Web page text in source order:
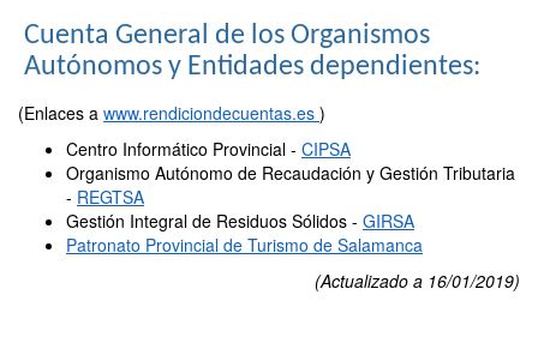
Cuenta General de los Organismos
Autónomos y Entidades dependientes:
(Enlaces a www.rendiciondecuentas.es )
Centro Informático Provincial - CIPSA
Organismo Autónomo de Recaudación y Gestión Tributaria
- REGTSA
Gestión Integral de Residuos Sólidos - GIRSA
Patronato Provincial de Turismo de Salamanca
(Actualizado a 16/01/2019)